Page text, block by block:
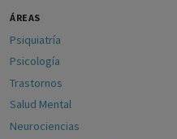
ÁREAS
Psiquiatría
Psicología
Trastornos
Salud Mental
Neurociencias